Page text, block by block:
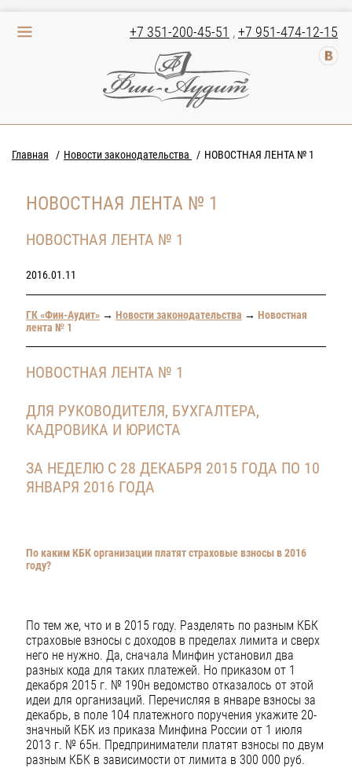
+7 351-200-45-51 ,+7 951-474-12-15
Главная Новости законодательства НОВОСТНАЯ ЛЕНТА № 1
НОВОСТНАЯ ЛЕНТА № 1
НОВОСТНАЯ ЛЕНТА № 1
2016.01.11
ГК «Фин-Аудит» → Новости законодательства → Новостная
лента № 1
НОВОСТНАЯ ЛЕНТА № 1
ДЛЯ РУКОВОДИТЕЛЯ, БУХГАЛТЕРА,
КАДРОВИКА И ЮРИСТА
ЗА НЕДЕЛЮ С 28 ДЕКАБРЯ 2015 ГОДА ПО 10
ЯНВАРЯ 2016 ГОДА
По каким КБК организации платят страховые взносы в 2016
году?
По тем же, что и в 2015 году. Разделять по разным КБК
страховые взносы с доходов в пределах лимита и сверх
него не нужно. Да, сначала Минфин установил два
разных кода для таких платежей. Но приказом от 1
декабря 2015 г. № 190н ведомство отказалось от этой
идеи для организаций. Перечисляя в январе взносы за
декабрь, в поле 104 платежного поручения укажите 20-
значный КБК из приказа Минфина России от 1 июля
2013 г. № 65н. Предприниматели платят взносы по двум
разным КБК в зависимости от лимита в 300 000 руб.